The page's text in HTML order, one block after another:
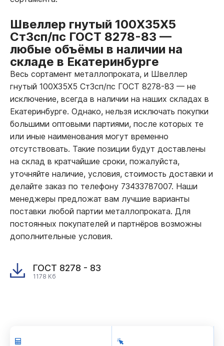
Швеллер гнутый 100Х35Х5
Ст3сп/пс ГОСТ 8278-83 —
любые объёмы в наличии на
складе в Екатеринбурге
Весь сортамент металлопроката, и Швеллер
гнутый 100Х35Х5 Ст3сп/пс ГОСТ 8278-83 — не
исключение, всегда в наличии на наших складах в
Екатеринбурге. Однако, нельзя исключать покупки
большими оптовыми партиями, после которых те
или иные наименования могут временно
отсутствовать. Такие позиции будут доставлены
на склад в кратчайшие сроки, пожалуйста,
уточняйте наличие, условия, стоимость доставки и
делайте заказ по телефону 73433787007. Наши
менеджеры предложат вам лучшие варианты
поставки любой партии металлопроката. Для
постоянных покупателей и партнёров возможны
дополнительные условия.
ГОСТ 8278 - 83
1178 Кб